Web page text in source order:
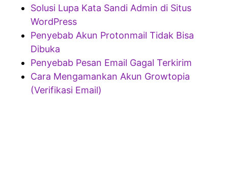
Solusi Lupa Kata Sandi Admin di Situs
WordPress
Penyebab Akun Protonmail Tidak Bisa
Dibuka
Penyebab Pesan Email Gagal Terkirim
Cara Mengamankan Akun Growtopia
(Verifikasi Email)